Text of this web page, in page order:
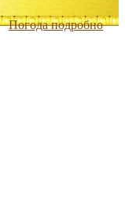
Погода подробно